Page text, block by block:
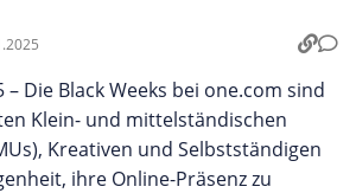
Die Black Weeks bei one.com sind
Klein- und mittelständischen
Kreativen und Selbstständigen
ihre Online-Präsenz zu